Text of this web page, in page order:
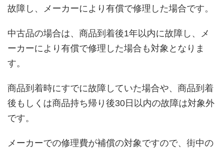
故障し、メーカーにより有償で修理した場合です。
中古品の場合は、商品到着後1年以内に故障し、メ
ーカーにより有償で修理した場合も対象となりま
す。
商品到着時にすでに故障していた場合や、商品到着
後もしくは商品持ち帰り後30日以内の故障は対象外
です。
メーカーでの修理費が補償の対象ですので、街中の